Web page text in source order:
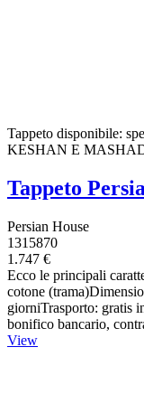
Tappeto disponibile:
KESHAN E
Tappeto
Persian House
1315870
1.747 €
Ecco le principali
cotone
giorniTrasporto: gratis
bonifico bancario,
View